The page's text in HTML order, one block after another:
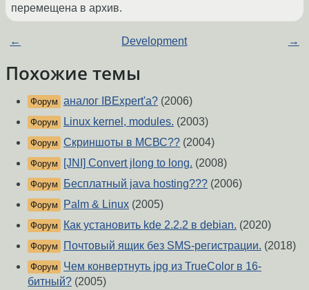
перемещена в архив.
← Development →
Похожие темы
Форум аналог IBExpert'a? (2006)
Форум Linux kernel, modules. (2003)
Форум Скриншоты в МСВС?? (2004)
Форум [JNI] Convert jlong to long. (2008)
Форум Бесплатный java hosting??? (2006)
Форум Palm & Linux (2005)
Форум Как установить kde 2.2.2 в debian. (2020)
Форум Почтовый ящик без SMS-регистрации. (2018)
Форум
Чем конвертнуть jpg из TrueColor в 16-
битный? (2005)